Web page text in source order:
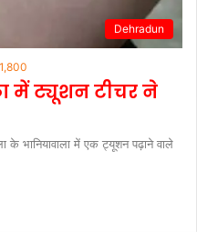
Dehradun
1,800
में ट्यूशन टीचर ने
के भानियावाला में एक ट्यूशन पढ़ाने वाले